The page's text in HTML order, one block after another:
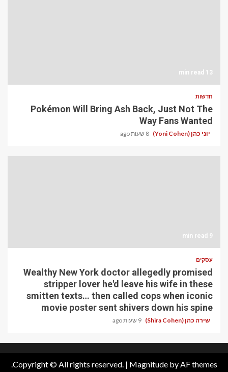
13 min read
חדשות
Pokémon Will Bring Ash Back, Just Not The
Way Fans Wanted
יוני כהן (Yoni Cohen) 8 שעות ago
9 min read
עסקים
Wealthy New York doctor allegedly promised
stripper lover he'd leave his wife in these
smitten texts… then called cops when iconic
movie poster sent shivers down his spine
שירה כהן (Shira Cohen) 9 שעות ago
Copyright © All rights reserved. | Magnitudeby AF themes.